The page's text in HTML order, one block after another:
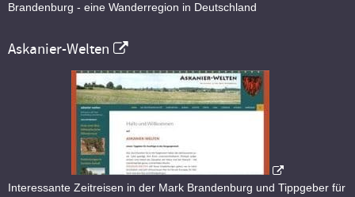
Brandenburg - eine Wanderregion in Deutschland
Askanier-Welten
Interessante Zeitreisen in der Mark Brandenburg und Tippgeber für